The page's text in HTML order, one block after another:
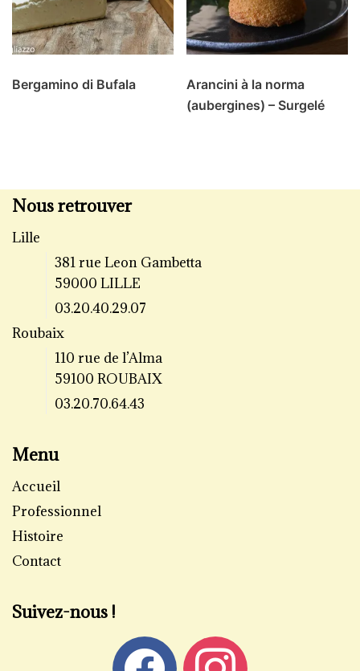
Bergamino di Bufala
Arancini à la norma
(aubergines) – Surgelé
Nous retrouver
Lille
381 rue Leon Gambetta
59000 LILLE
03.20.40.29.07
Roubaix
110 rue de l’Alma
59100 ROUBAIX
03.20.70.64.43
Menu
Accueil
Professionnel
Histoire
Contact
Suivez-nous !